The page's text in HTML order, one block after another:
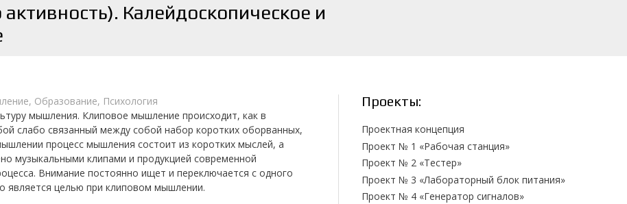
Калейдоскопическое и
, Образование, Психология
мышления. Клиповое мышление происходит, как в
слабо связанный между собой набор коротких оборванных,
процесс мышления состоит из коротких мыслей, а
музыкальными клипами и продукцией современной
Внимание постоянно ищет и переключается с одного
является целью при клиповом мышлении.
Проекты:
Проектная концепция
Проект № 1 «Рабочая станция»
Проект № 2 «Тестер»
Проект № 3 «Лабораторный блок питания»
Проект № 4 «Генератор сигналов»